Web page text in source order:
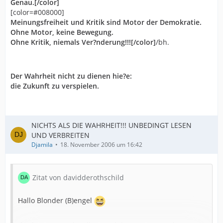
Genau.[/color]
[color=#008000]
Meinungsfreiheit und Kritik sind Motor der Demokratie.
Ohne Motor, keine Bewegung.
Ohne Kritik, niemals Ver?nderung!!![/color]/bh.
Der Wahrheit nicht zu dienen hie?e:
die Zukunft zu verspielen.
NICHTS ALS DIE WAHRHEIT!!! UNBEDINGT LESEN
UND VERBREITEN
Djamila 18. November 2006 um 16:42
Zitat von davidderothschild
Hallo Blonder (B)engel